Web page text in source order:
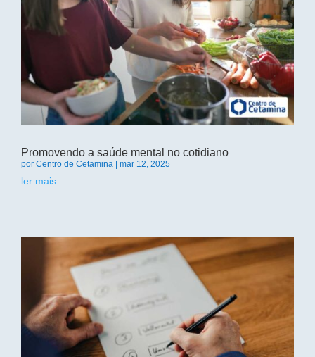
Promovendo a saúde mental no cotidiano
por Centro de Cetamina mar 12, 2025
ler mais